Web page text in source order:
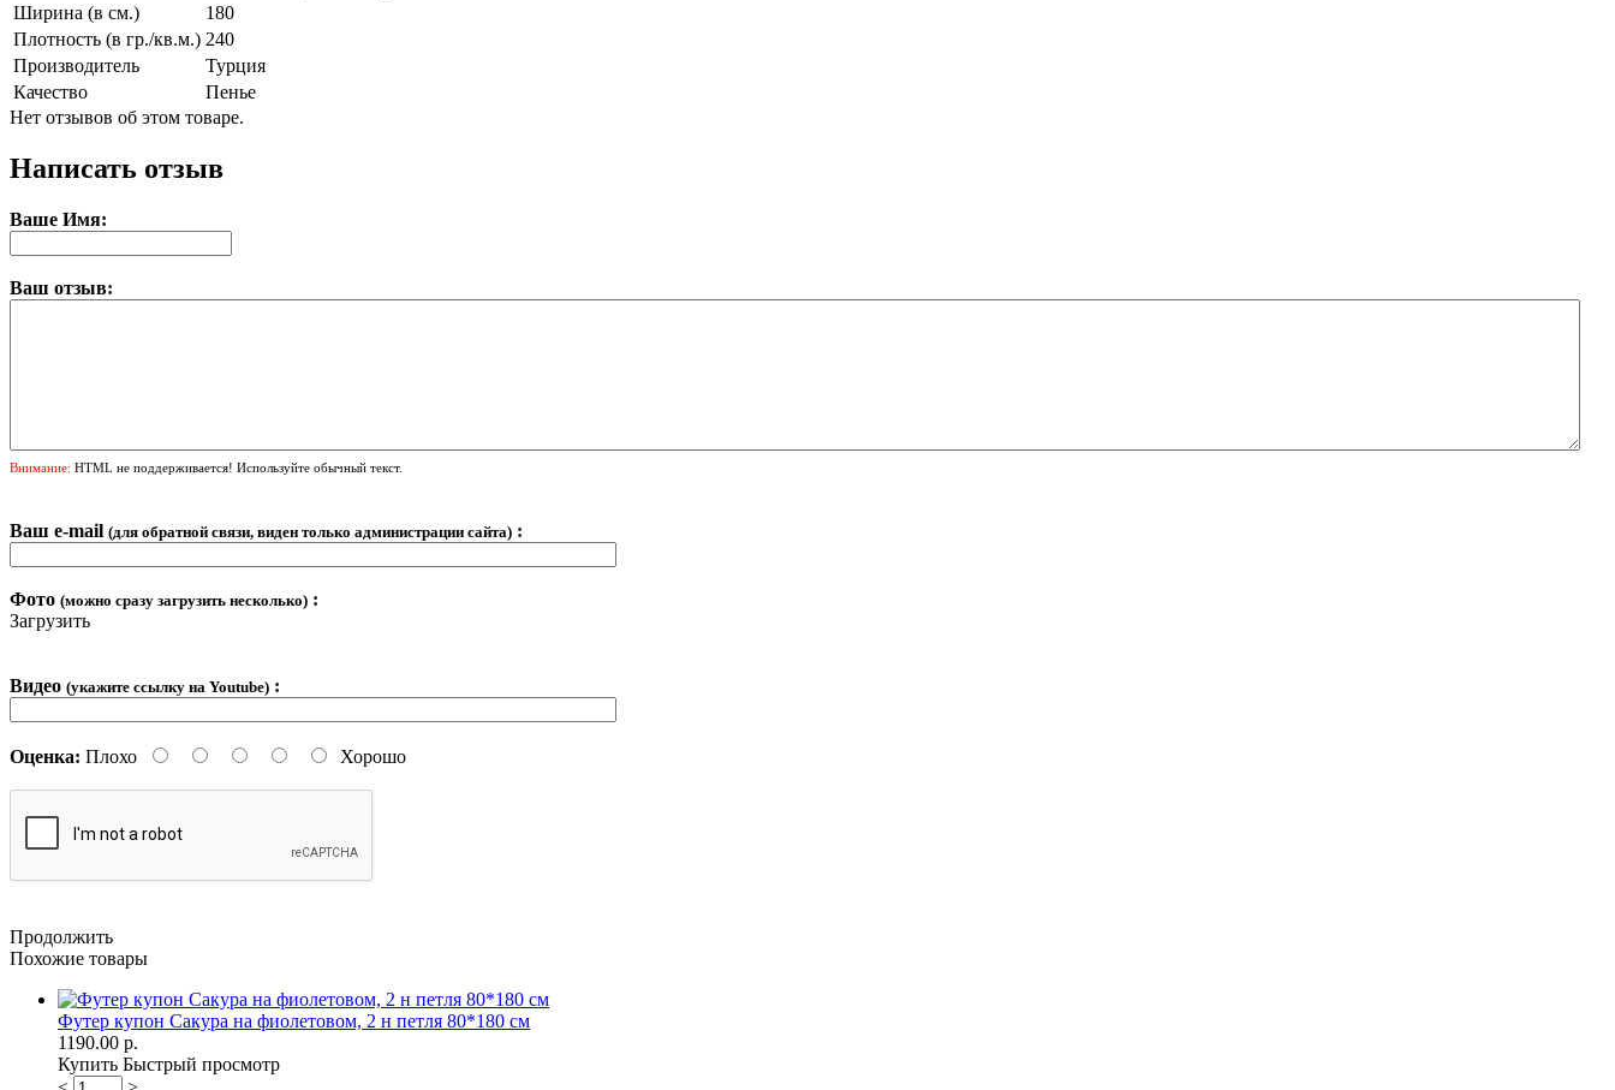
Ширина (в см.)
180
Плотность (в гр./кв.м.) 240
Производитель
Турция
Качество
Пенье
Нет отзывов об этом товаре.
Написать отзыв
Ваше Имя:
Ваш отзыв:
Внимание: HTML не поддерживается! Используйте обычный текст.
Ваш e-mail (для обратной связи, виден только администрации сайта) :
Фото (можно сразу загрузить несколько) :
Загрузить
Видео (укажите ссылку на Youtube) :
Оценка: Плохо Хорошо
Продолжить
Похожие товары
Футер купон Сакура на фиолетовом, 2 н петля 80*180 см
1190.00 р.
Купить Быстрый просмотр